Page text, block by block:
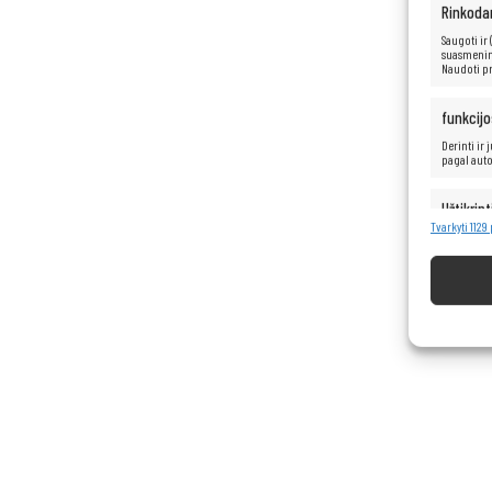
Saugoti ir
Naudoti
Derinti ir
pagal
turinio
Tvarkyti